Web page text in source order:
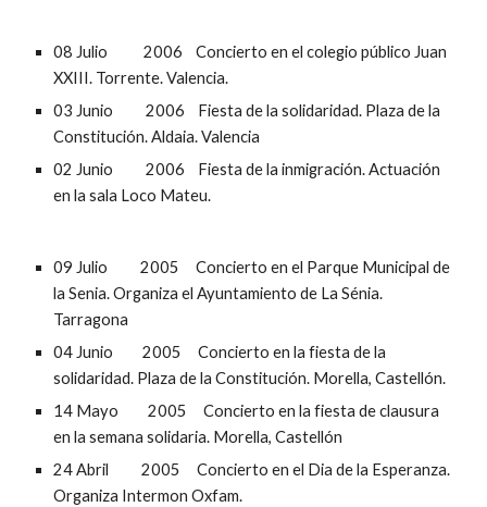
08 Julio           2006    Concierto en el colegio público Juan
XXIII. Torrente. Valencia.
03 Junio          2006    Fiesta de la solidaridad. Plaza de la
Constitución. Aldaia. Valencia
02 Junio          2006    Fiesta de la inmigración. Actuación
en la sala Loco Mateu.
09 Julio          2005     Concierto en el Parque Municipal de
la Senia. Organiza el Ayuntamiento de La Sénia.
Tarragona
04 Junio         2005     Concierto en la fiesta de la
solidaridad. Plaza de la Constitución. Morella, Castellón.
14 Mayo         2005     Concierto en la fiesta de clausura
en la semana solidaria. Morella, Castellón
24 Abril          2005     Concierto en el Dia de la Esperanza.
Organiza Intermon Oxfam.